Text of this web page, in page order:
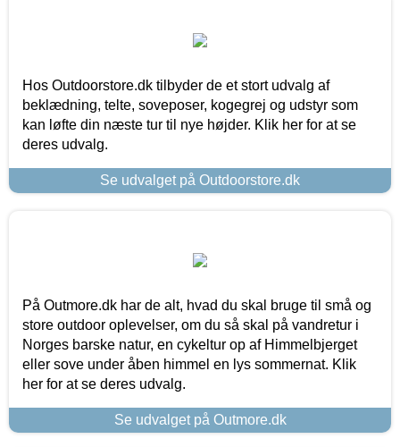
Hos Outdoorstore.dk tilbyder de et stort udvalg af
beklædning, telte, soveposer, kogegrej og udstyr som
kan løfte din næste tur til nye højder. Klik her for at se
deres udvalg.
Se udvalget på Outdoorstore.dk
På Outmore.dk har de alt, hvad du skal bruge til små og
store outdoor oplevelser, om du så skal på vandretur i
Norges barske natur, en cykeltur op af Himmelbjerget
eller sove under åben himmel en lys sommernat. Klik
her for at se deres udvalg.
Se udvalget på Outmore.dk